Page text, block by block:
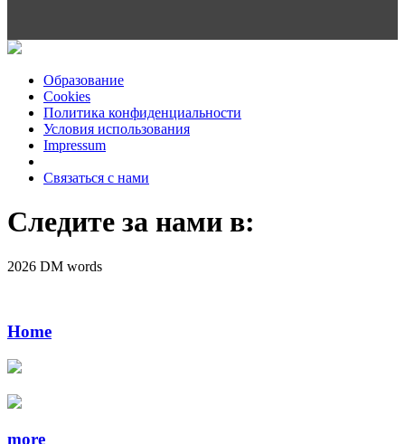
Образование
Cookies
Политика конфиденциальности
Условия использования
Impressum
Связаться с нами
Следите за нами в:
2026 DM words
Home
more